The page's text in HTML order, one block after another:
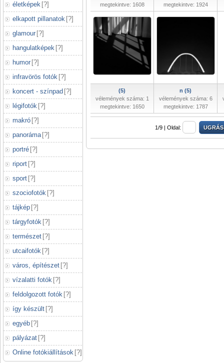
életképek [?]
elkapott pillanatok [?]
glamour [?]
hangulatképek [?]
humor [?]
infravörös fotók [?]
koncert - színpad [?]
légifotók [?]
makró [?]
panoráma [?]
portré [?]
riport [?]
sport [?]
szociofotók [?]
tájkép [?]
tárgyfotók [?]
természet [?]
utcaifotók [?]
város, építészet [?]
vízalatti fotók [?]
feldolgozott fotók [?]
így készült [?]
egyéb [?]
pályázat [?]
Online fotókiállítások [?]
megtekintve: 1608
megtekintve: 1924
(5)
vélemények száma: 1
megtekintve: 1650
n (5)
vélemények száma: 6
megtekintve: 1787
1/9 | Oldal: